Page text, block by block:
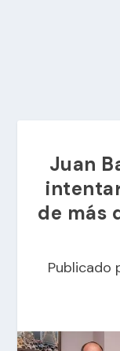
Juan
de más
Publicado